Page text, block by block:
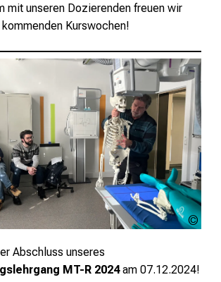
mit unseren Dozierenden freuen wir
Kurswochen!
Abschluss unseres
MT-R 2024 am 07.12.2024!